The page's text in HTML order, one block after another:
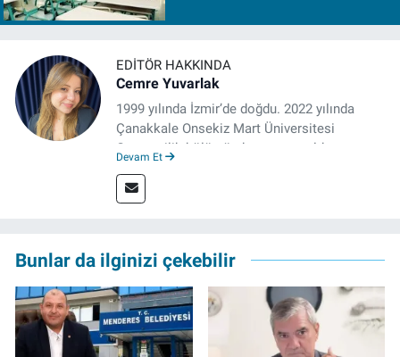
EDITÖR HAKKINDA
Cemre Yuvarlak
1999 yılında İzmir’de doğdu. 2022 yılında
Çanakkale Onsekiz Mart Üniversitesi
Gazetecilik bölümünden mezun oldu.
Yüksek Lisansına devam eden gazeteci, 2022
yılında İzmir’de mesleğe başladı. Meslek
hayatına ise izgazete.net’te haber editörü
olarak devam ediyor.
Devam Et
Bunlar da ilginizi çekebilir